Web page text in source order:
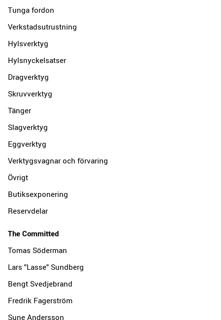
Tunga fordon
Verkstadsutrustning
Hylsverktyg
Hylsnyckelsatser
Dragverktyg
Skruvverktyg
Tänger
Slagverktyg
Eggverktyg
Verktygsvagnar och förvaring
Övrigt
Butiksexponering
Reservdelar
The Committed
Tomas Söderman
Lars "Lasse" Sundberg
Bengt Svedjebrand
Fredrik Fagerström
Sune Andersson